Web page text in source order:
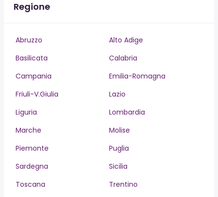
Regione
Abruzzo
Alto Adige
Basilicata
Calabria
Campania
Emilia-Romagna
Friuli-V.Giulia
Lazio
Liguria
Lombardia
Marche
Molise
Piemonte
Puglia
Sardegna
Sicilia
Toscana
Trentino